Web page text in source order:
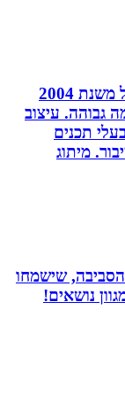
בטי ששון סטודיו לעיצוב, העסק פועל משנת 2004
עיצוב
שישמחו